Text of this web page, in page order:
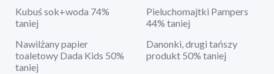
Kubuś sok+woda 74%
taniej
Pieluchomajtki Pampers
44% taniej
Nawilżany papier
toaletowy Dada Kids 50%
taniej
Danonki, drugi tańszy
produkt 50% taniej